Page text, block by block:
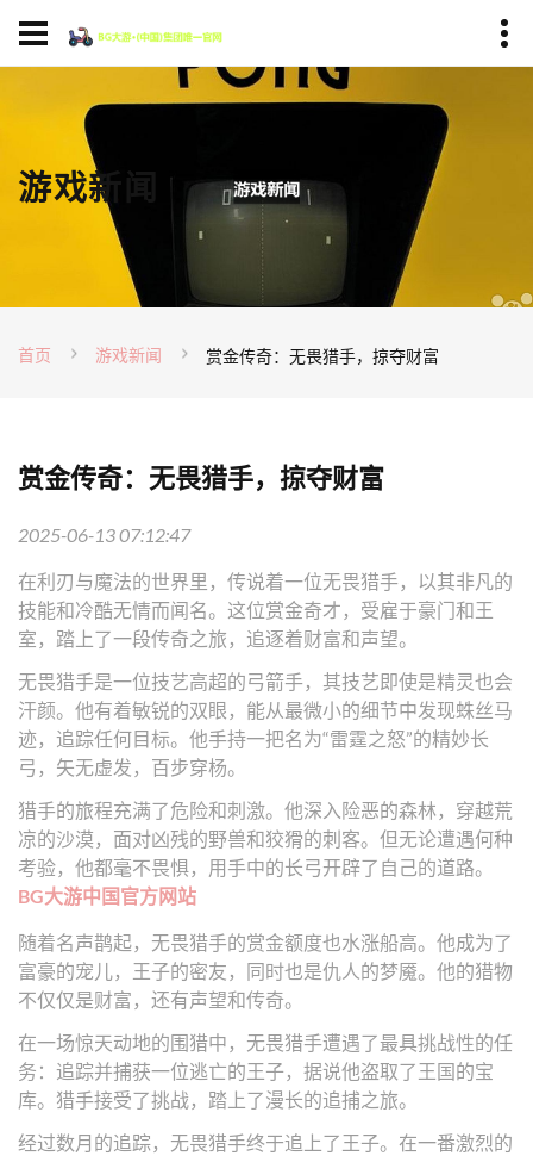
游戏新闻
首页 游戏新闻 赏金传奇：无畏猎手，掠夺财富
赏金传奇：无畏猎手，掠夺财富
2025-06-13 07:12:47
在利刃与魔法的世界里，传说着一位无畏猎手，以其非凡的
技能和冷酷无情而闻名。这位赏金奇才，受雇于豪门和王
室，踏上了一段传奇之旅，追逐着财富和声望。
无畏猎手是一位技艺高超的弓箭手，其技艺即使是精灵也会
汗颜。他有着敏锐的双眼，能从最微小的细节中发现蛛丝马
迹，追踪任何目标。他手持一把名为“雷霆之怒”的精妙长
弓，矢无虚发，百步穿杨。
猎手的旅程充满了危险和刺激。他深入险恶的森林，穿越荒
凉的沙漠，面对凶残的野兽和狡猾的刺客。但无论遭遇何种
考验，他都毫不畏惧，用手中的长弓开辟了自己的道路。
BG大游中国官方网站
随着名声鹊起，无畏猎手的赏金额度也水涨船高。他成为了
富豪的宠儿，王子的密友，同时也是仇人的梦魇。他的猎物
不仅仅是财富，还有声望和传奇。
在一场惊天动地的围猎中，无畏猎手遭遇了最具挑战性的任
务：追踪并捕获一位逃亡的王子，据说他盗取了王国的宝
库。猎手接受了挑战，踏上了漫长的追捕之旅。
经过数月的追踪，无畏猎手终于追上了王子。在一番激烈的